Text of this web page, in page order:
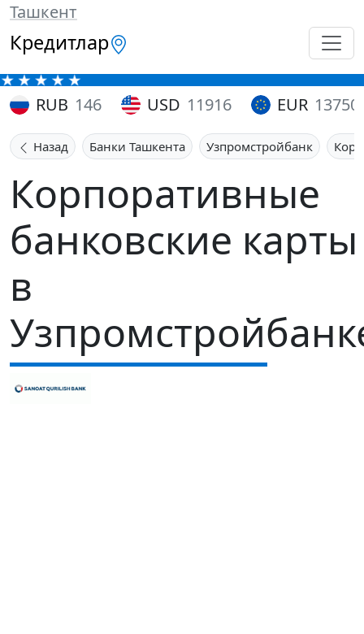
Ташкент
Кредитлар
RUB 146 USD 11916 EUR 13750
Назад Банки Ташкента Узпромстройбанк
Корпоративные
банковские карты
в